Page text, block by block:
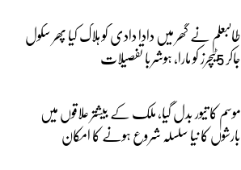
طالبعلم نے گھر میں دادا دادی کو ہلاک کیا پھر سکول
جاکر 5ٹیچرز کو مارا، ہوشربا تفصیلات
موسم کا تیور بدل گیا، ملک کے بیشتر علاقوں میں
بارشوں کا نیا سلسلہ شروع ہونے کا امکان